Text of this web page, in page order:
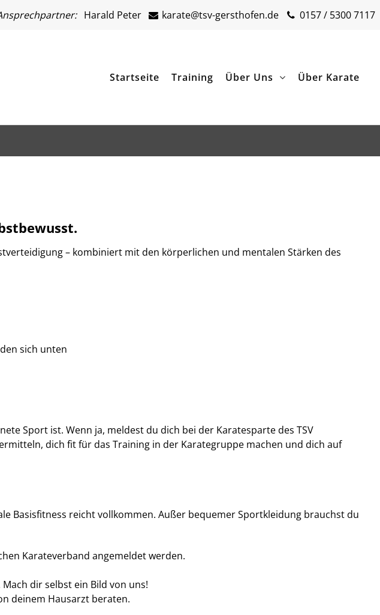
Harald Peter karate@tsv-gersthofen.de 0157 / 5300 7117
Startseite Training Über Uns Über Karate
– kombiniert mit den körperlichen und mentalen Stärken des
sich unten
Sport ist. Wenn ja, meldest du dich bei der Karatesparte des TSV
dich fit für das Training in der Karategruppe machen und dich auf
Basisfitness reicht vollkommen. Außer bequemer Sportkleidung brauchst du
Karateverband angemeldet werden.
dir selbst ein Bild von uns!
deinem Hausarzt beraten.